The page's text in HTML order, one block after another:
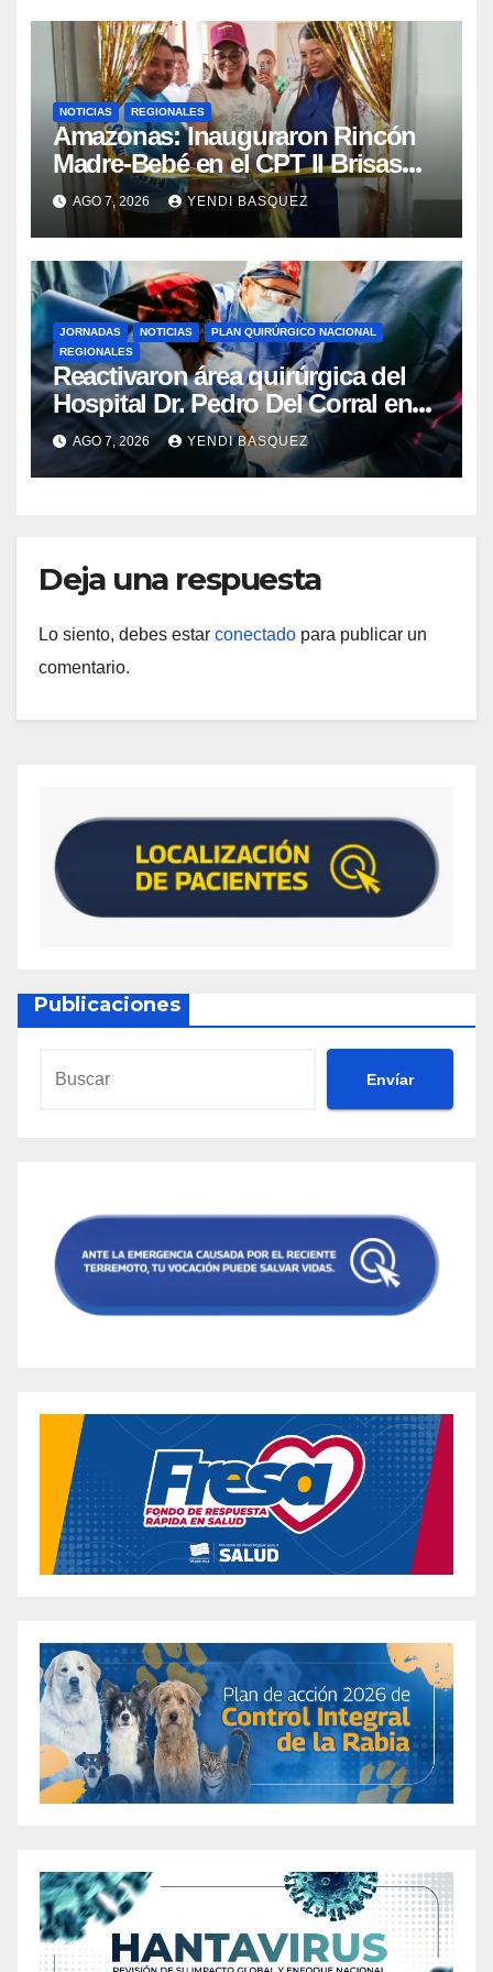
NOTICIAS REGIONALES
​Amazonas: Inauguraron Rincón
Madre-Bebé en el CPT II Brisas
del Aeropuerto ​Inauguraron
Rincón
AGO 7, 2026 YENDI BASQUEZ
JORNADAS NOTICIAS
PLAN QUIRÚRGICO NACIONAL
REGIONALES
Reactivaron área quirúrgica del
Hospital Dr. Pedro Del Corral en
Guárico
AGO 7, 2026 YENDI BASQUEZ
Deja una respuesta
Lo siento, debes estar conectado para publicar un
comentario.
Publicaciones
Envíar